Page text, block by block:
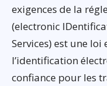
exigences de la
(electronic
Services) est une
l’identification
confiance pour les